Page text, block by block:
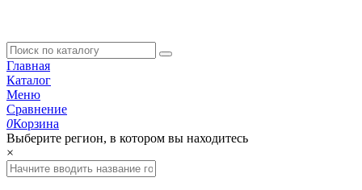
Главная
Каталог
Меню
Сравнение
0Корзина
Выберите регион, в котором вы находитесь
×